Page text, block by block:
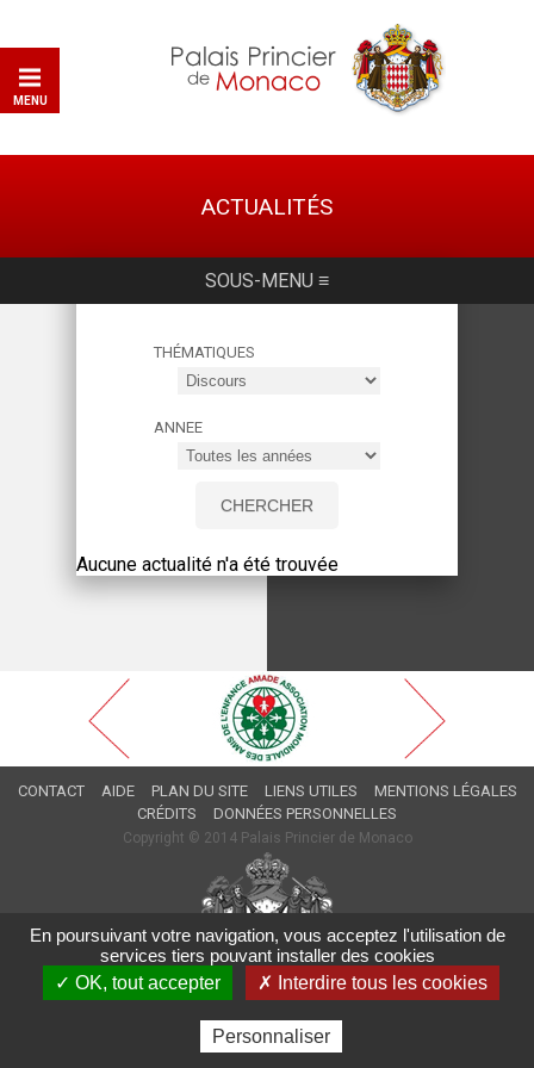
MENU
ACTUALITÉS
THÉMATIQUES
ANNEE
Aucune actualité n'a été trouvée
SOUS-MENU ≡
CONTACT AIDE PLAN DU SITE LIENS UTILES
MENTIONS LÉGALES
CRÉDITS
DONNÉES PERSONNELLES
Copyright © 2014 Palais Princier de Monaco
En poursuivant votre navigation, vous acceptez l'utilisation de
services tiers pouvant installer des cookies
✓ OK, tout accepter
✗ Interdire tous les cookies
Personnaliser